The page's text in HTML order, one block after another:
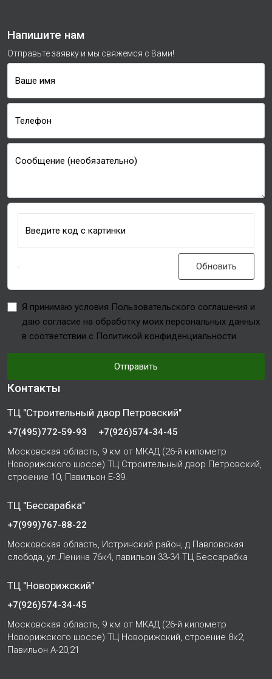
Напишите нам
Отправьте заявку и мы свяжемся с Вами!
Ваше имя
Телефон
Сообщение (необязательно)
Введите код с картинки
Обновить
Я принимаю условия Пользовательского соглашения и
даю согласие на обработку моих персональных данных
в соответствии с Политикой конфиденциальности
Отправить
Контакты
ТЦ "Строительный двор Петровский"
+7(495)772-59-93
+7(926)574-34-45
Московская область, 9 км от МКАД (26-й километр
Новорижского шоссе) ТЦ Строительный двор Петровский,
строение 10, Павильон Е-39.
ТЦ "Бессарабка"
+7(999)767-88-22
Московская область, Истринский район, д.Павловская
слобода, ул.Ленина 76к4, павильон 33-34 ТЦ Бессарабка
ТЦ "Новорижский"
+7(926)574-34-45
Московская область, 9 км от МКАД (26-й километр
Новорижского шоссе) ТЦ Новорижский, строение 8к2,
Павильон А-20,21